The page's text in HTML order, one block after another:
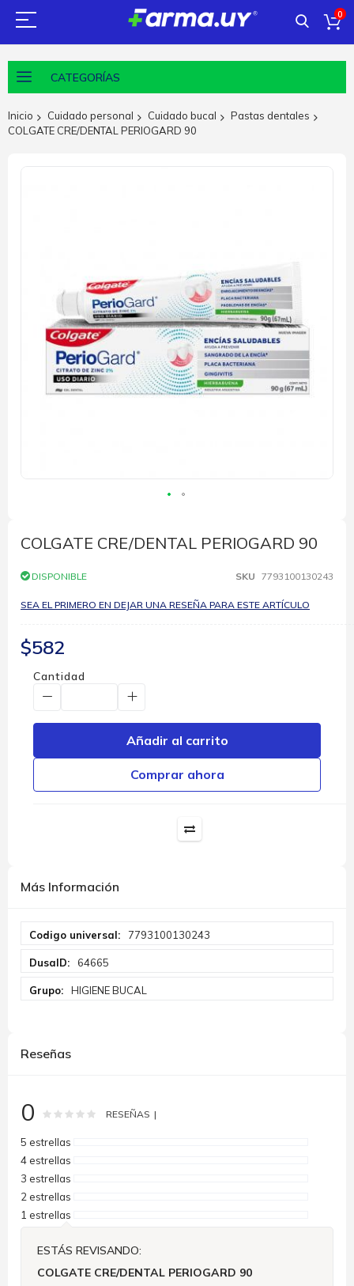
0
CATEGORÍAS
Inicio Cuidado personal Cuidado bucal
Pastas dentales
COLGATE CRE/DENTAL PERIOGARD 90
comienzo
de
galería
imágenes
COLGATE CRE/DENTAL PERIOGARD 90
DISPONIBLE SKU 7793100130243
SEA EL PRIMERO EN DEJAR UNA RESEÑA PARA ESTE ARTÍCULO
$582
Cantidad
Añadir al carrito
Comprar ahora
Más Información
Información
7793100130243
64665
HIGIENE BUCAL
Reseñas
0 Rating: % of100
RESEÑAS
5 estrellas
4 estrellas
3 estrellas
2 estrellas
1 estrellas
ESTÁS REVISANDO:
COLGATE CRE/DENTAL PERIOGARD 90